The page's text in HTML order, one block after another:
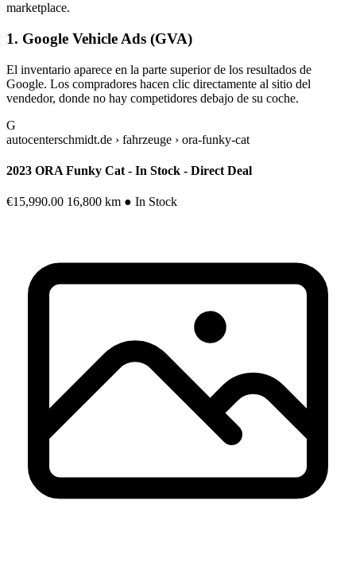
marketplace.
1. Google Vehicle Ads (GVA)
El inventario aparece en la parte superior de los resultados de
Google. Los compradores hacen clic directamente al sitio del
vendedor, donde no hay competidores debajo de su coche.
G
autocenterschmidt.de › fahrzeuge › ora-funky-cat
2023 ORA Funky Cat - In Stock - Direct Deal
€15,990.00 16,800 km ● In Stock